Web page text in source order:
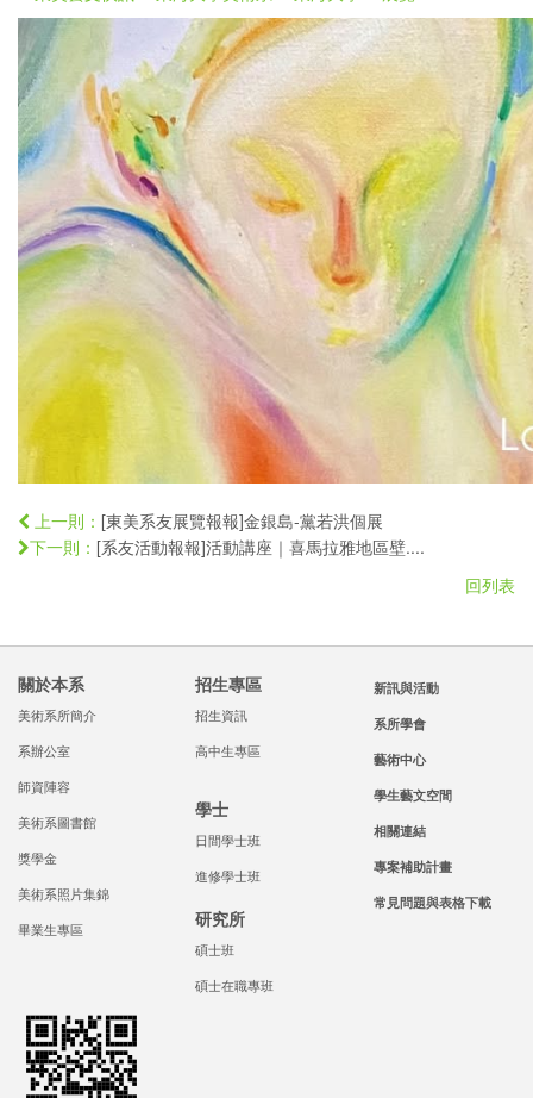
上一則： [東美系友展覽報報]金銀島-黨若洪個展
下一則： [系友活動報報]活動講座｜喜馬拉雅地區壁....
回列表
關於本系
美術系所簡介
系辦公室
師資陣容
美術系圖書館
獎學金
美術系照片集錦
畢業生專區
招生專區
招生資訊
高中生專區
學士
日間學士班
進修學士班
研究所
碩士班
碩士在職專班
新訊與活動
系所學會
藝術中心
學生藝文空間
相關連結
專案補助計畫
常見問題與表格下載